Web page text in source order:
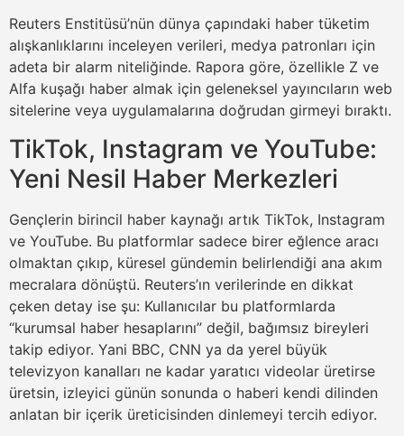
Reuters Enstitüsü’nün dünya çapındaki haber tüketim
alışkanlıklarını inceleyen verileri, medya patronları için
adeta bir alarm niteliğinde. Rapora göre, özellikle Z ve
Alfa kuşağı haber almak için geleneksel yayıncıların web
sitelerine veya uygulamalarına doğrudan girmeyi bıraktı.
TikTok, Instagram ve YouTube:
Yeni Nesil Haber Merkezleri
Gençlerin birincil haber kaynağı artık TikTok, Instagram
ve YouTube. Bu platformlar sadece birer eğlence aracı
olmaktan çıkıp, küresel gündemin belirlendiği ana akım
mecralara dönüştü. Reuters’ın verilerinde en dikkat
çeken detay ise şu: Kullanıcılar bu platformlarda
“kurumsal haber hesaplarını” değil, bağımsız bireyleri
takip ediyor. Yani BBC, CNN ya da yerel büyük
televizyon kanalları ne kadar yaratıcı videolar üretirse
üretsin, izleyici günün sonunda o haberi kendi dilinden
anlatan bir içerik üreticisinden dinlemeyi tercih ediyor.